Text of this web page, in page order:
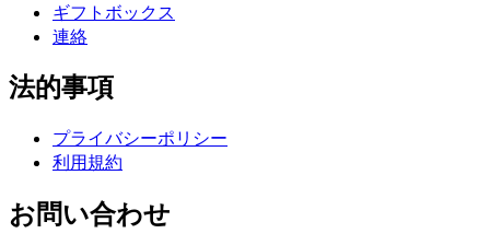
ギフトボックス
連絡
法的事項
プライバシーポリシー
利用規約
お問い合わせ